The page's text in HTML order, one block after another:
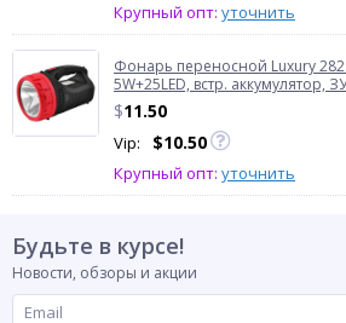
Крупный опт: уточнить
Фонарь переносной Luxury
5W+25LED, встр. аккумулятор,
$11.50
Vip: $10.50
Крупный опт: уточнить
Будьте в курсе!
Новости, обзоры и акции